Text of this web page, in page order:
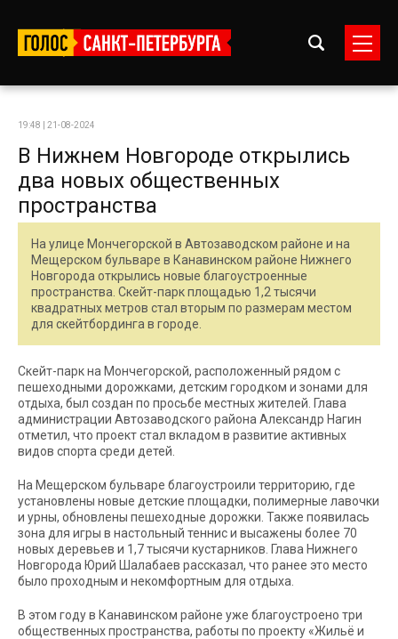
19:48 | 21-08-2024
В Нижнем Новгороде открылись
два новых общественных
пространства
На улице Мончегорской в Автозаводском районе и на
Мещерском бульваре в Канавинском районе Нижнего
Новгорода открылись новые благоустроенные
пространства. Скейт-парк площадью 1,2 тысячи
квадратных метров стал вторым по размерам местом
для скейтбординга в городе.
Скейт-парк на Мончегорской, расположенный рядом с
пешеходными дорожками, детским городком и зонами для
отдыха, был создан по просьбе местных жителей. Глава
администрации Автозаводского района Александр Нагин
отметил, что проект стал вкладом в развитие активных
видов спорта среди детей.
На Мещерском бульваре благоустроили территорию, где
установлены новые детские площадки, полимерные лавочки
и урны, обновлены пешеходные дорожки. Также появилась
зона для игры в настольный теннис и высажены более 70
новых деревьев и 1,7 тысячи кустарников. Глава Нижнего
Новгорода Юрий Шалабаев рассказал, что ранее это место
было проходным и некомфортным для отдыха.
В этом году в Канавинском районе уже благоустроено три
общественных пространства, работы по проекту «Жильё и